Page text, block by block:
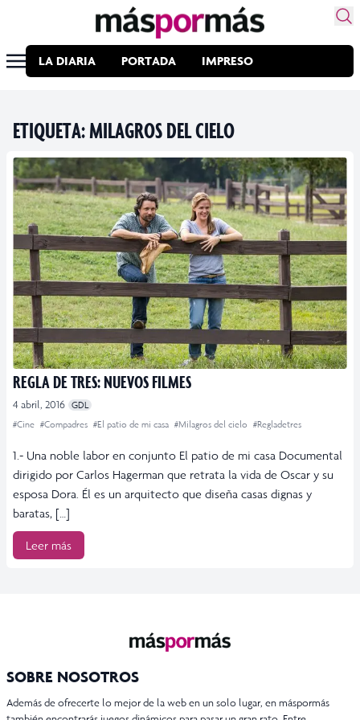
LA DIARIA PORTADA IMPRESO
ETIQUETA:MILAGROS DEL CIELO
REGLA DE TRES: NUEVOS FILMES
4 abril, 2016 GDL
#Cine #Compadres #El patio de mi casa #Milagros del cielo #Regladetres
1.- Una noble labor en conjunto El patio de mi casa Documental
dirigido por Carlos Hagerman que retrata la vida de Oscar y su
esposa Dora. Él es un arquitecto que diseña casas dignas y
baratas, […]
Leer más
SOBRE NOSOTROS
Además de ofrecerte lo mejor de la web en un solo lugar, en máspormás